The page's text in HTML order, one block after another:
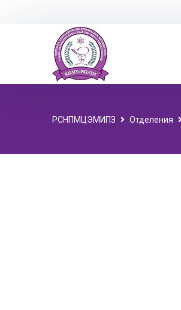
РСНПМЦЭМИПЗ Отделения